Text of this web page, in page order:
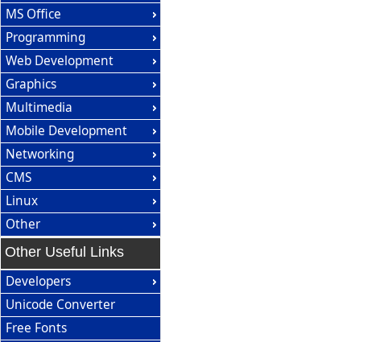
MS Office
Programming
Web Development
Graphics
Multimedia
Mobile Development
Networking
CMS
Linux
Other
Other Useful Links
Developers
Unicode Converter
Free Fonts